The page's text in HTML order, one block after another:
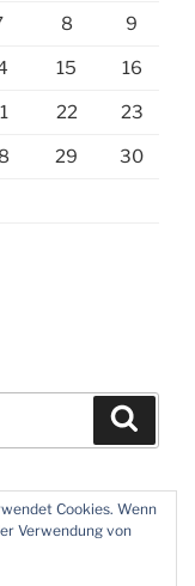
8 9
15 16
22 23
29 30
Cookies. Wenn
Verwendung von